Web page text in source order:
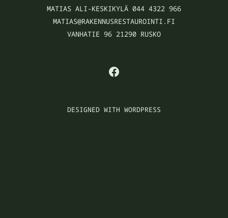
MATIAS ALI-KESKIKYLÄ 044 4322 966
MATIAS@RAKENNUSRESTAUROINTI.FI
VANHATIE 96 21290 RUSKO
FACEBOOK
DESIGNED WITH WORDPRESS